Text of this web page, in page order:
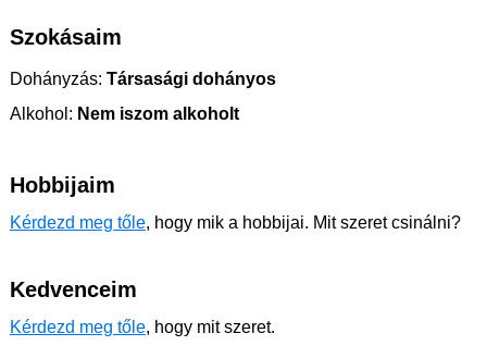
Szokásaim
Dohányzás: Társasági dohányos
Alkohol: Nem iszom alkoholt
Hobbijaim
Kérdezd meg tőle, hogy mik a hobbijai. Mit szeret csinálni?
Kedvenceim
Kérdezd meg tőle, hogy mit szeret.